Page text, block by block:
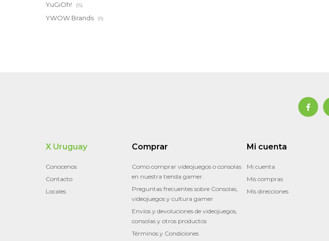
YuGiOh! (15)
YWOW Brands (11)

X Uruguay
Conocenos
Contacto
Locales
Comprar
Como comprar videojuegos o consolas
en nuestra tienda gamer.
Preguntas frecuentes sobre Consolas,
videojuegos y cultura gamer
Envíos y devoluciones de videojuegos,
consolas y otros productos
Términos y Condiciones
Mi cuenta
Mi cuenta
Mis compras
Mis direcciones